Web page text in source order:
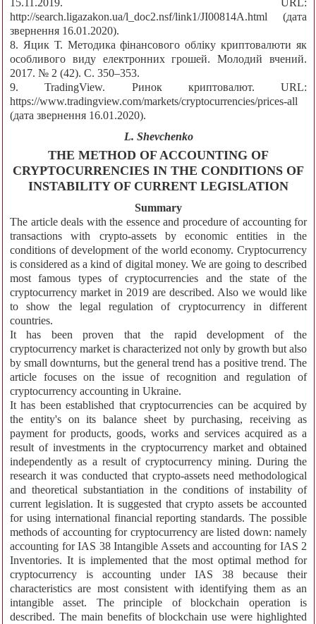
15.11.2019. URL:
http://search.ligazakon.ua/l_doc2.nsf/link1/JI00814A.html (дата
звернення 16.01.2020).
8. Яцик Т. Методика фінансового обліку криптовалюти як
особливого виду електронних грошей. Молодий вчений.
2017. № 2 (42). С. 350–353.
9. TradingView. Ринок криптовалют. URL:
https://www.tradingview.com/markets/cryptocurrencies/prices-all
(дата звернення 16.01.2020).
L. Shevchenko
THE METHOD OF ACCOUNTING OF
CRYPTOCURRENCIES IN THE CONDITIONS OF
INSTABILITY OF CURRENT LEGISLATION
Summary
The article deals with the essence and procedure of accounting for
transactions with crypto-assets by economic entities in the
conditions of development of the world economy. Cryptocurrency
is considered as a kind of digital money. We are going to described
most famous types of cryptocurrencies and the state of the
cryptocurrency market in 2019 are described. Also we would like
to show the legal regulation of cryptocurrency in different
countries.
It has been proven that the rapid development of the
cryptocurrency market is characterized not only by growth but also
by small downturns, but the general trend has a positive trend. The
article focuses on the issue of recognition and regulation of
cryptocurrency accounting in Ukraine.
It has been established that cryptocurrencies can be acquired by
the entity's on its balance sheet by purchasing, receiving as
payment for products, goods, works and services acquired as a
result of investments in the cryptocurrency market and obtained
independently as a result of cryptocurrency mining. During the
research it was conducted that crypto-assets need methodological
and theoretical substantiation in the conditions of instability of
current legislation. It is suggested that crypto assets be accounted
for using international financial reporting standards. The possible
methods of accounting for cryptocurrency are listed down: namely
accounting for IAS 38 Intangible Assets and accounting for IAS 2
Inventories. It is implemented that the most optimal method for
cryptocurrency is accounting under IAS 38 because their
characteristics are most consistent with identifying them as an
intangible asset. The principle of blockchain operation is
described. The main benefits of blockchain use were highlighted